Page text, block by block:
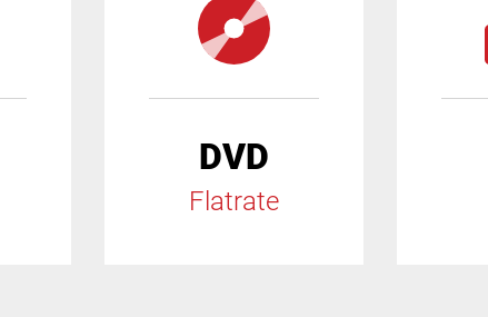
DVD
Flatrate